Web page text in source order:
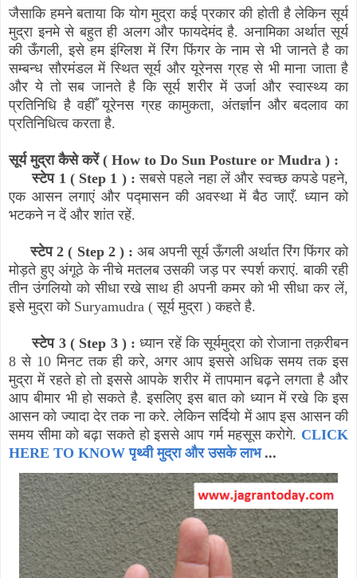
जैसाकि हमने बताया कि योग मुद्रा कई प्रकार की होती है लेकिन सूर्य
मुद्रा इनमे से बहुत ही अलग और फायदेमंद है. अनामिका अर्थात सूर्य
की ऊँगली,इसे हम इंग्लिश में रिंग फिंगर के नाम से भी जानते है का
सम्बन्ध सौरमंडल में स्थित सूर्य और यूरेनस ग्रह से भी माना जाता है
और ये तो सब जानते है कि सूर्य शरीर में उर्जा और स्वास्थ्य का
प्रतिनिधि है वहीँ यूरेनस ग्रह कामुकता,अंतर्ज्ञान और बदलाव का
प्रतिनिधित्व करता है.
सूर्य मुद्रा कैसे करें ( How to Do Sun Posture or Mudra ) :
स्टेप 1 ( Step 1 ) : सबसे पहले नहा लें और स्वच्छ कपडे पहने,
एक आसन लगाएं और पद्मासन की अवस्था में बैठ जाएँ. ध्यान को
भटकने न दें और शांत रहें.
स्टेप 2 ( Step 2 ) : अब अपनी सूर्य ऊँगली अर्थात रिंग फिंगर को
मोड़ते हुए अंगूठे के नीचे मतलब उसकी जड़ पर स्पर्श कराएं. बाकी रही
तीन उंगलियो को सीधा रखे साथ ही अपनी कमर को भी सीधा कर लें,
इसे मुद्रा को Suryamudra (सूर्य मुद्रा ) कहते है.
स्टेप 3 ( Step 3 ) : ध्यान रहें कि सूर्यमुद्रा को रोजाना तक़रीबन
8 से 10 मिनट तक ही करे,अगर आप इससे अधिक समय तक इस
मुद्रा में रहते हो तो इससे आपके शरीर में तापमान बढ़ने लगता है और
आप बीमार भी हो सकते है. इसलिए इस बात को ध्यान में रखे कि इस
आसन को ज्यादा देर तक ना करे. लेकिन सर्दियो में आप इस आसन की
समय सीमा को बढ़ा सकते हो इससे आप गर्म महसूस करोगे. CLICK
HERE TO KNOW पृथ्वी मुद्रा और उसके लाभ...